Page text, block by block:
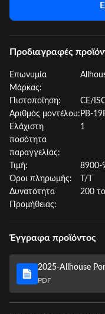
Προδιαγραφές
Επωνυμία
Μάρκας:
Πιστοποίηση:
CE/
Αριθμός μοντέλου: PB-
Ελάχιστη
ποσότητα
παραγγελίας:
1
Τιμή:
8900-
Όροι πληρωμής:
Τ/Τ
Δυνατότητα
Προμήθειας:
200
Έγγραφα προϊόντος
2025-Allhouse
PDF